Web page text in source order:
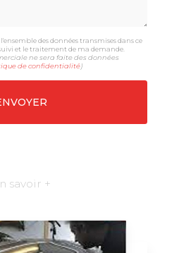
des données transmises dans ce
et le traitement de ma demande.
ne sera faite des données
de confidentialité)
savoir +